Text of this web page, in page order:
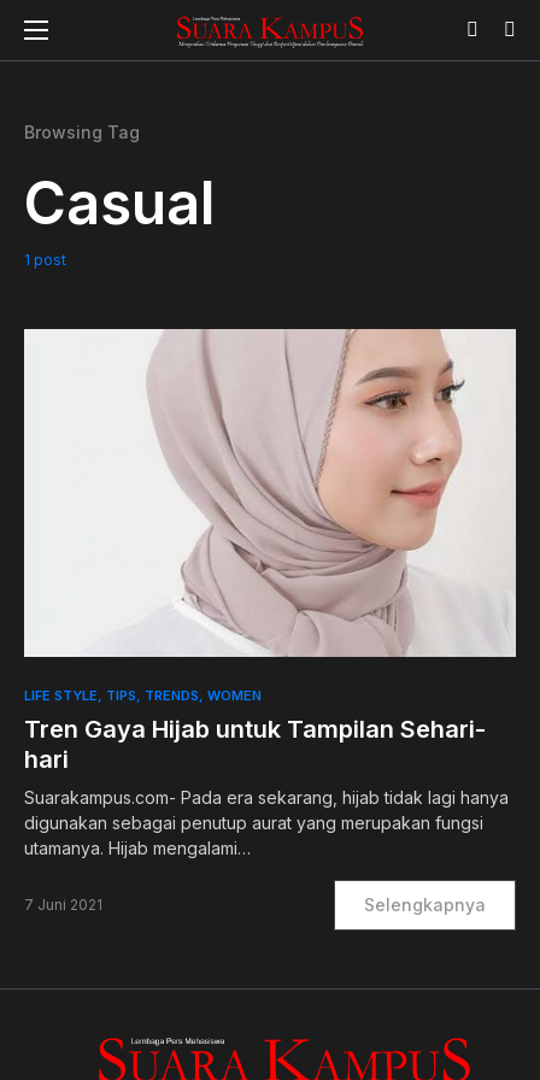
Browsing Tag
Casual
1 post
LIFE STYLE TIPS TRENDS WOMEN
Tren Gaya Hijab untuk Tampilan Sehari-
hari
Suarakampus.com- Pada era sekarang, hijab tidak lagi hanya
digunakan sebagai penutup aurat yang merupakan fungsi
utamanya. Hijab mengalami…
7 Juni 2021 Selengkapnya